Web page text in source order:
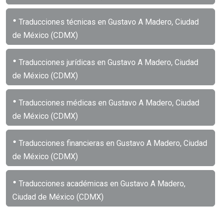
• Traducciones técnicas en Gustavo A Madero, Ciudad
de México (CDMX)
• Traducciones jurídicas en Gustavo A Madero, Ciudad
de México (CDMX)
• Traducciones médicas en Gustavo A Madero, Ciudad
de México (CDMX)
• Traducciones financieras en Gustavo A Madero, Ciudad
de México (CDMX)
• Traducciones académicas en Gustavo A Madero,
Ciudad de México (CDMX)